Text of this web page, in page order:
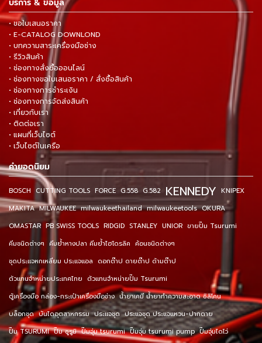
บริการ & ข้อมูล
• ขอใบเสนอราคา
• E-CATALOG DOWNLOND
• บทความสาระเครื่องมือช่าง
• รีวิวสินค้า
• ช่องทางสั่งซื้อออนไลน์
• ช่องทางขอใบเสนอราคา / สั่งซื้อสินค้า
• ช่องทางการชำระเงิน
• ช่องทางการจัดส่งสินค้า
• เกี่ยวกับเรา
• ติดต่อเรา
• แผนที่เว็บไซต์
• เว็บไซต์ในเครือ
คำยอดนิยม
BOSCH CUTTING TOOLS FORCE G.558 G.582 KENNEDY KNIPEX
MAKITA MILWAUKEE milwaukeethailand milwaukeetools OKURA
OMASTAR PB SWISS TOOLS RIDGID STANLEY UNIOR ขายปั๊ม Tsurumi
คีมชนิดต่างๆ คีมย้ำหางปลา คีมย้ำไฮโดรลิค ค้อนชนิดต่างๆ
ชุดประแจหกเหลี่ยม ประแจแอล ดอกต๊าป ดายต๊าป ด้ามต๊าป
ตัวแทนจำหน่ายประเทศไทย ตัวแทนจำหน่ายปั๊ม Tsurumi
ตู้เครื่องมือ กล่อง-กระเป๋าเครื่องมือช่าง น้ำยาเคมี น้ำยาทำความสะอาด ซิลิโคน
บล็อกชุด บันไดอุตสาหกรรม ประแจชุด ประแจชุด ประแจแหวน-ปากตาย
ปั๊ม TSURUMI ปั๊ม ซูรูมิ ปั๊มจุ่ม tsurumi ปั๊มจุ่ม tsurumi pump ปั๊มจุ่มไดโว่